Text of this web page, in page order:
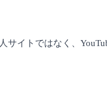
サイトではなく、